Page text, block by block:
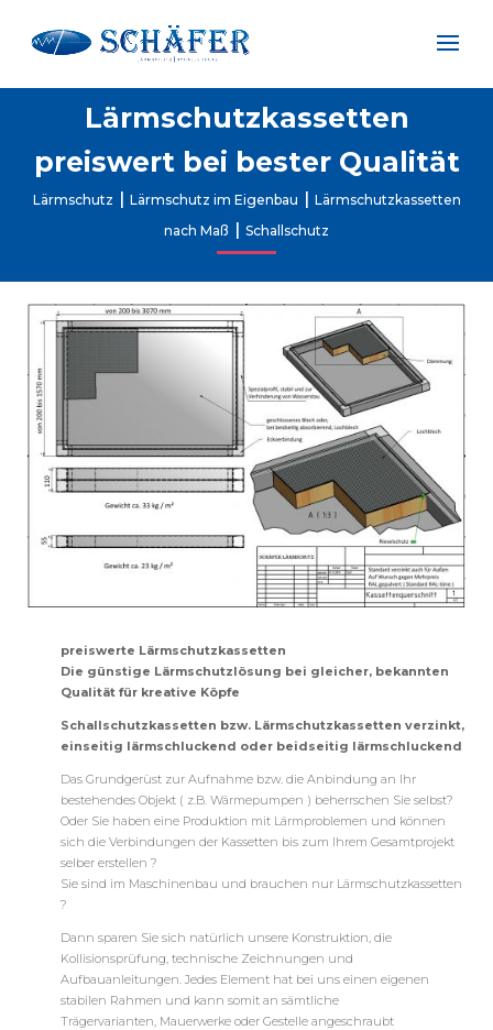
Lärmschutzkassetten
preiswert bei bester Qualität
Lärmschutz | Lärmschutz im Eigenbau | Lärmschutzkassetten
nach Maß | Schallschutz
preiswerte Lärmschutzkassetten
Die günstige Lärmschutzlösung bei gleicher, bekannten
Qualität für kreative Köpfe
Schallschutzkassetten bzw. Lärmschutzkassetten verzinkt,
einseitig lärmschluckend oder beidseitig lärmschluckend
Das Grundgerüst zur Aufnahme bzw. die Anbindung an Ihr
bestehendes Objekt ( z.B. Wärmepumpen ) beherrschen Sie selbst?
Oder Sie haben eine Produktion mit Lärmproblemen und können
sich die Verbindungen der Kassetten bis zum Ihrem Gesamtprojekt
selber erstellen ?
Sie sind im Maschinenbau und brauchen nur Lärmschutzkassetten
?
Dann sparen Sie sich natürlich unsere Konstruktion, die
Kollisionsprüfung, technische Zeichnungen und
Aufbauanleitungen. Jedes Element hat bei uns einen eigenen
stabilen Rahmen und kann somit an sämtliche
Trägervarianten, Mauerwerke oder Gestelle angeschraubt